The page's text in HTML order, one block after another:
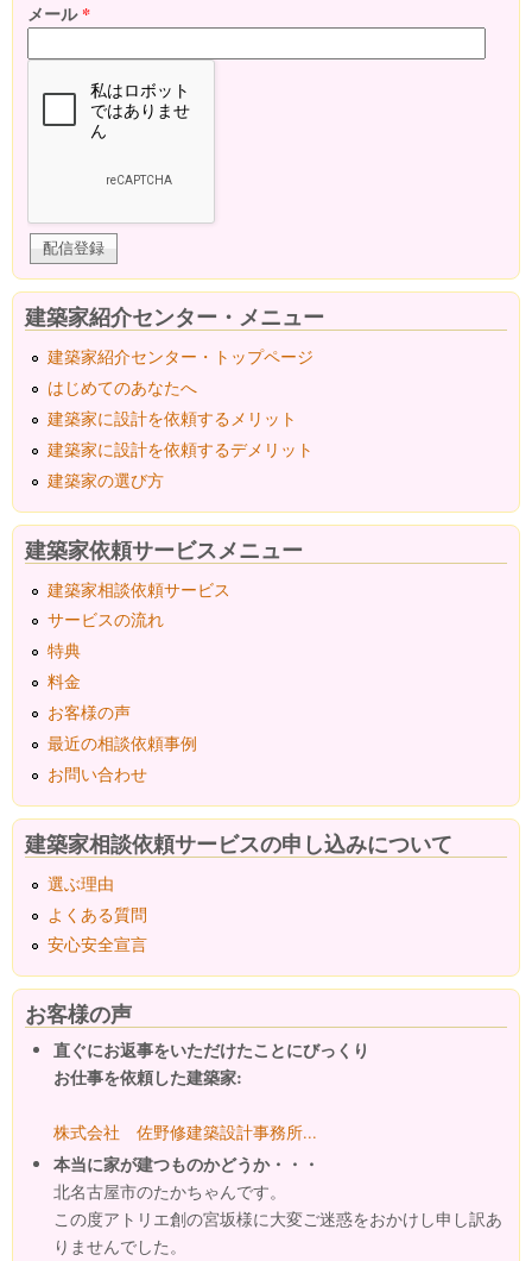
メール*
建築家紹介センター・メニュー
建築家紹介センター・トップページ
はじめてのあなたへ
建築家に設計を依頼するメリット
建築家に設計を依頼するデメリット
建築家の選び方
建築家依頼サービスメニュー
建築家相談依頼サービス
サービスの流れ
特典
料金
お客様の声
最近の相談依頼事例
お問い合わせ
建築家相談依頼サービスの申し込みについて
選ぶ理由
よくある質問
安心安全宣言
お客様の声
直ぐにお返事をいただけたことにびっくり
お仕事を依頼した建築家:
株式会社 佐野修建築設計事務所...
本当に家が建つものかどうか・・・
北名古屋市のたかちゃんです。
この度アトリエ創の宮坂様に大変ご迷惑をおかけし申し訳あ
りませんでした。